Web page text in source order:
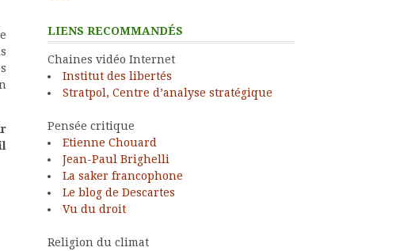
LIENS RECOMMANDÉS
Chaines vidéo Internet
Institut des libertés
Stratpol, Centre d’analyse stratégique
Pensée critique
Etienne Chouard
Jean-Paul Brighelli
La saker francophone
Le blog de Descartes
Vu du droit
Religion du climat